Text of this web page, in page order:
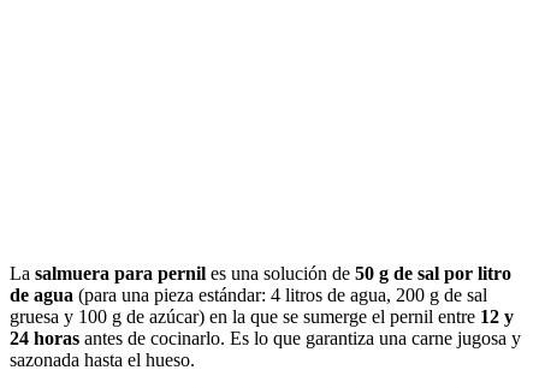
La salmuera para pernil es una solución de 50 g de sal por litro
de agua (para una pieza estándar: 4 litros de agua, 200 g de sal
gruesa y 100 g de azúcar) en la que se sumerge el pernil entre 12 y
24 horas antes de cocinarlo. Es lo que garantiza una carne jugosa y
sazonada hasta el hueso.